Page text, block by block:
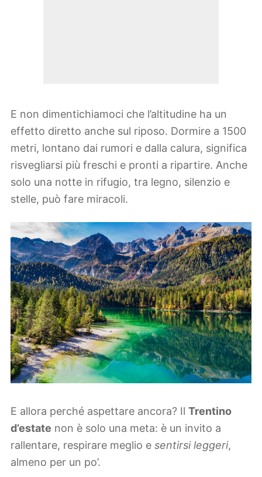
E non dimentichiamoci che l’altitudine ha un
effetto diretto anche sul riposo. Dormire a 1500
metri, lontano dai rumori e dalla calura, significa
risvegliarsi più freschi e pronti a ripartire. Anche
solo una notte in rifugio, tra legno, silenzio e
stelle, può fare miracoli.
E allora perché aspettare ancora? Il Trentino
d’estate non è solo una meta: è un invito a
rallentare, respirare meglio e sentirsi leggeri,
almeno per un po’.